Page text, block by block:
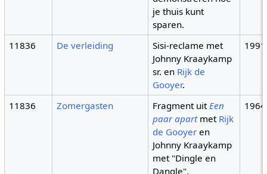
je thuis kunt
sparen.
11836 De verleiding
Sisi-reclame met
Johnny Kraaykamp
sr. en Rijk de
Gooyer.
1991
11836 Zomergasten Fragment uitEen
paar apartmet Rijk
de Gooyer en
Johnny Kraaykamp
met "Dingle en
Dangle".
1964